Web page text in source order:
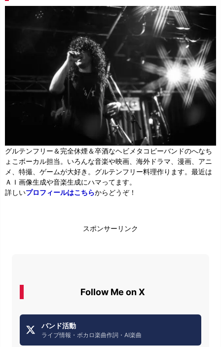
グルテンフリー＆完全休煙＆卒酒なヘビメタコピーバンドのへなち
ょこボーカル担当。いろんな音楽や映画、海外ドラマ、漫画、アニ
メ、特撮、ゲームが大好き。グルテンフリー料理作ります。最近は
ＡＩ画像生成や音楽生成にハマってます。
詳しいプロフィールはこちらからどうぞ！
スポンサーリンク
Follow Me on X
バンド活動
ライブ情報・ボカロ楽曲作詞・AI楽曲